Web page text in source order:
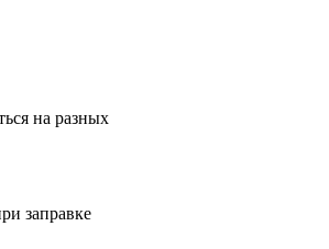
на разных
заправке